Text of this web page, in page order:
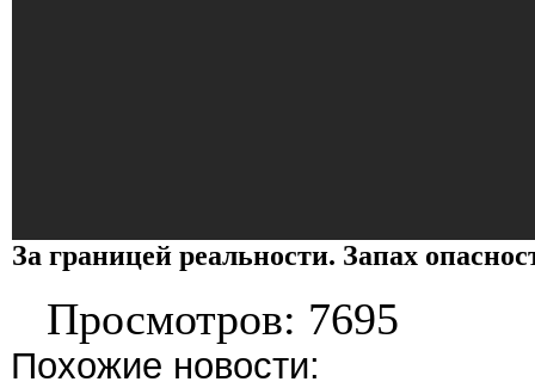
За границей реальности. Запах
Просмотров: 7695
Похожие новости: